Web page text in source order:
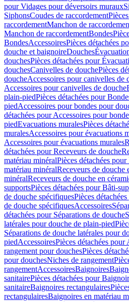
pour Vidages pour déversoirs muraux
SiphonsCoudes de raccordement
raccordementManchon de
Manchon de raccordementBondes
BondesAccessoiresPièces détachées
douche et baignoireDouches
douchesPièces détachées pour
douchesCanivelles de douchePièces
doucheAccessoires pour canivelles de
Accessoires pour canivelles de douche
plain-piedPièces détachées pour
piedAccessoires pour bondes pour
détachées pour Accessoires pour
piedEvacuations muralesPièces
muralesAccessoires pour évacuations
Accessoires pour évacuations murales
détachées pour Receveurs de douche
matériau minéralPièces détachées
matériau minéralReceveurs de douche
minéralReceveurs de douche en
supportsPièces détachées pour Bâti-
de douche spécifiquesPièces
de douche spécifiquesAccessoires
détachées pour Séparations de douche
latérales pour douche de plain-pied
Séparations de douche latérales pour
piedAccessoiresPièces détachées pour
rangement pour douchesPièces
pour douchesNiches de rangement
rangementAccessoiresBaignoires
sanitairePièces détachées pour
sanitaireBaignoires rectangulaires
rectangulairesBaignoires en matériau